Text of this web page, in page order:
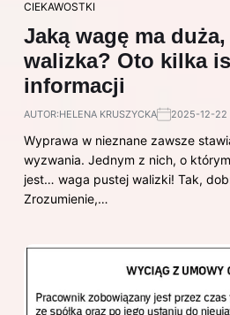
CIEKAWOSTKI
Jaką wagę ma
walizka? Oto kilka
informacji
AUTOR:HELENA KRUSZYCKA 2025-12-22
Wyprawa w nieznane zawsze
wyzwania. Jednym z nich, o
jest… waga pustej walizki! Tak,
Zrozumienie,…